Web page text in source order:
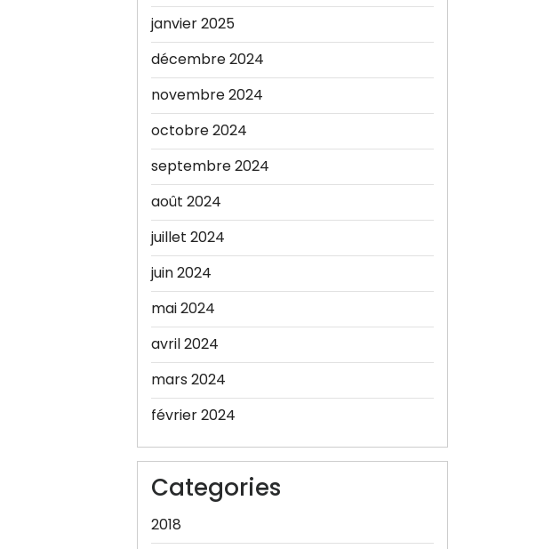
janvier 2025
décembre 2024
novembre 2024
octobre 2024
septembre 2024
août 2024
juillet 2024
juin 2024
mai 2024
avril 2024
mars 2024
février 2024
Categories
2018